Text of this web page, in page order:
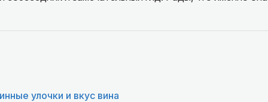
улочки и вкус вина